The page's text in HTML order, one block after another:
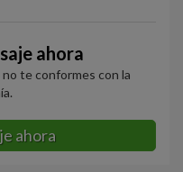
ahora
te conformes con la
ahora